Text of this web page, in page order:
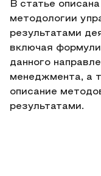
В статье
методологии
результатами
включая
данного
менеджмента, а
описание
результатами.